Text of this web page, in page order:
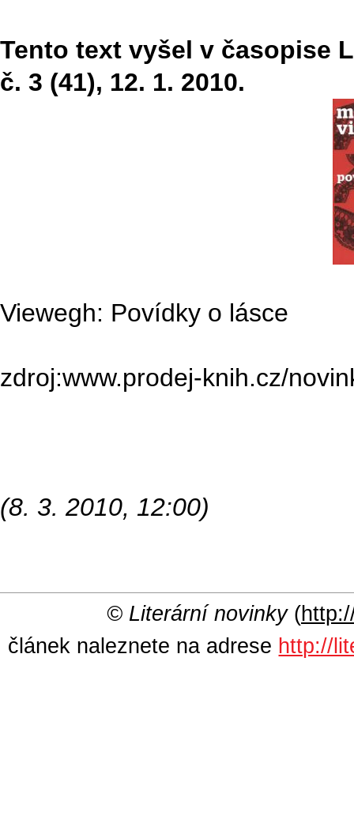
Tento text vyšel v časopise
č. 3 (41), 12. 1. 2010.
Viewegh: Povídky o lásce
zdroj:www.prodej-knih.cz/
(8. 3. 2010, 12:00)
© Literární novinky(
článek naleznete na adrese http://